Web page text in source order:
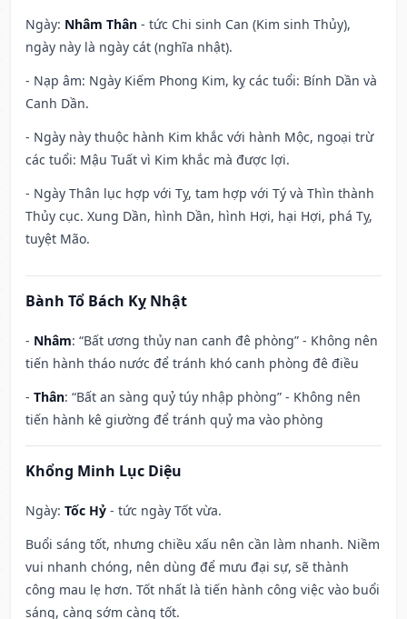
Ngày: Nhâm Thân - tức Chi sinh Can (Kim sinh Thủy),
ngày này là ngày cát (nghĩa nhật).
- Nạp âm: Ngày Kiếm Phong Kim, kỵ các tuổi: Bính Dần và
Canh Dần.
- Ngày này thuộc hành Kim khắc với hành Mộc, ngoại trừ
các tuổi: Mậu Tuất vì Kim khắc mà được lợi.
- Ngày Thân lục hợp với Tỵ, tam hợp với Tý và Thìn thành
Thủy cục. Xung Dần, hình Dần, hình Hợi, hại Hợi, phá Tỵ,
tuyệt Mão.
Bành Tổ Bách Kỵ Nhật
- Nhâm: “Bất ương thủy nan canh đê phòng” - Không nên
tiến hành tháo nước để tránh khó canh phòng đê điều
- Thân: “Bất an sàng quỷ túy nhập phòng” - Không nên
tiến hành kê giường để tránh quỷ ma vào phòng
Khổng Minh Lục Diệu
Ngày: Tốc Hỷ - tức ngày Tốt vừa.
Buổi sáng tốt, nhưng chiều xấu nên cần làm nhanh. Niềm
vui nhanh chóng, nên dùng để mưu đại sự, sẽ thành
công mau lẹ hơn. Tốt nhất là tiến hành công việc vào buổi
sáng, càng sớm càng tốt.